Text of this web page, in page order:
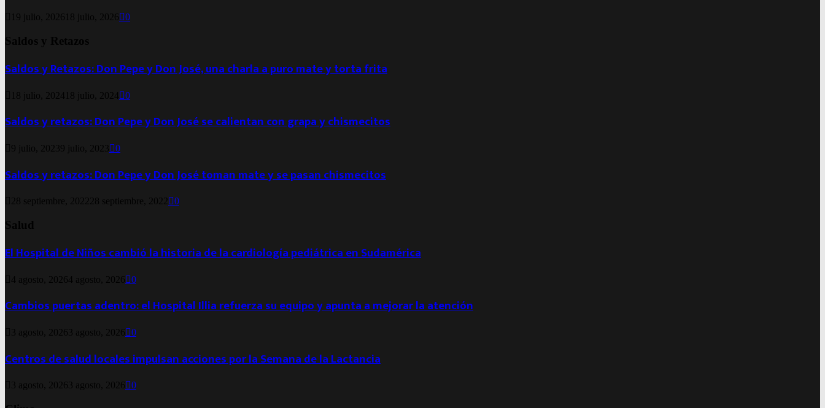
19 julio, 2026 18 julio, 2026 0
Saldos y Retazos
Saldos y Retazos: Don Pepe y Don José, una charla a puro mate y torta frita
18 julio, 2024 18 julio, 2024 0
Saldos y retazos: Don Pepe y Don José se calientan con grapa y chismecitos
9 julio, 20239 julio, 2023 0
Saldos y retazos: Don Pepe y Don José toman mate y se pasan chismecitos
28 septiembre, 202228 septiembre, 2022 0
Salud
El Hospital de Niños cambió la historia de la cardiología pediátrica en Sudamérica
4 agosto, 20264 agosto, 2026 0
Cambios puertas adentro: el Hospital Illia refuerza su equipo y apunta a mejorar la atención
3 agosto, 2026 3 agosto, 2026 0
Centros de salud locales impulsan acciones por la Semana de la Lactancia
3 agosto, 2026 3 agosto, 2026 0